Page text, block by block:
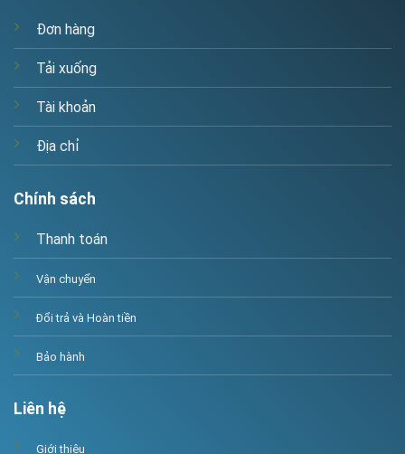
Đơn hàng
Tải xuống
Tài khoản
Địa chỉ
Chính sách
Thanh toán
Vận chuyển
Đổi trả và Hoàn tiền
Bảo hành
Liên hệ
Giới thiệu